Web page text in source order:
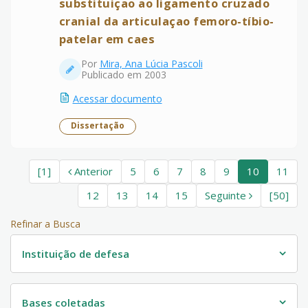
substituiçao ao ligamento cruzado
cranial da articulaçao femoro-tíbio-
patelar em caes
Por Mira, Ana Lúcia Pascoli
Publicado em 2003
Acessar documento
Dissertação
[1] Anterior 5 6 7 8 9 10
11
12
13 14 15 Seguinte [50]
Refinar a Busca
Instituição de defesa
Bases coletadas